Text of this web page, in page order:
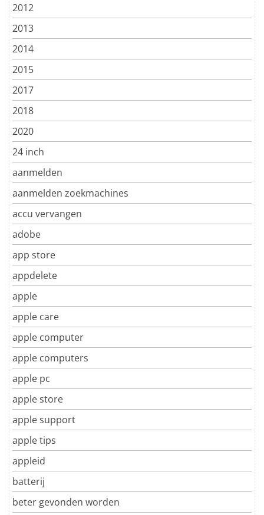
2012
2013
2014
2015
2017
2018
2020
24 inch
aanmelden
aanmelden zoekmachines
accu vervangen
adobe
app store
appdelete
apple
apple care
apple computer
apple computers
apple pc
apple store
apple support
apple tips
appleid
batterij
beter gevonden worden